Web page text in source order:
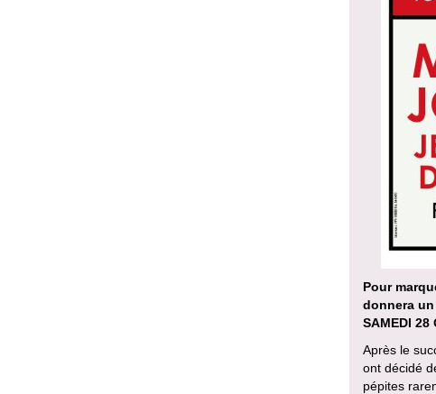
Pour
donnera
SAMEDI 28
Après le
ont décidé
pépites